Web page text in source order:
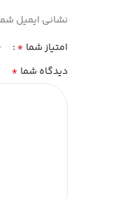
نشانی ایمیل
امتیاز شما *
دیدگاه شما *